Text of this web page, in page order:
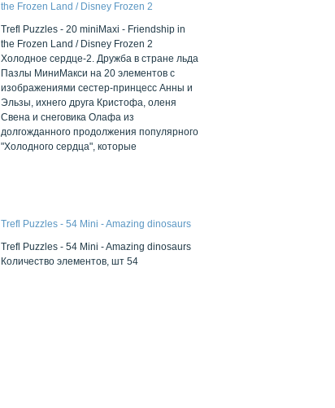
the Frozen Land / Disney Frozen 2
Trefl Puzzles - 20 miniMaxi - Friendship in
the Frozen Land / Disney Frozen 2
Холодное сердце-2. Дружба в стране льда
Пазлы МиниМакси на 20 элементов с
изображениями сестер-принцесс Анны и
Эльзы, ихнего друга Кристофа, оленя
Свена и снеговика Олафа из
долгожданного продолжения популярного
"Холодного сердца", которые
Trefl Puzzles - 54 Mini - Amazing dinosaurs
Trefl Puzzles - 54 Mini - Amazing dinosaurs
Количество элементов, шт 54